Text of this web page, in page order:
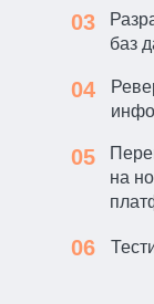
на
05
04
06
баз
03